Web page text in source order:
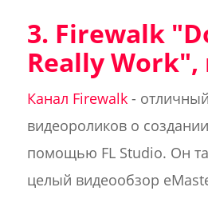
3. Firewalk
Really Work",
Канал Firewalk-
видеороликов о
помощью FL Studio. Он
целый видеообзор